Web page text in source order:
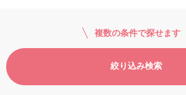
複数の条件で探せます
絞り込み検索